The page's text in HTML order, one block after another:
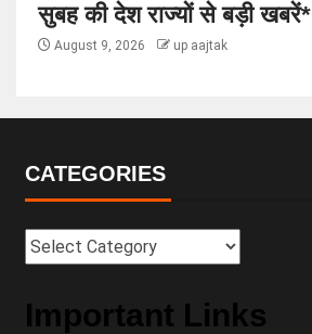
सुबह की देश राज्यों से बड़ी खबरें*
August 9, 2026 up aajtak
CATEGORIES
Important Links